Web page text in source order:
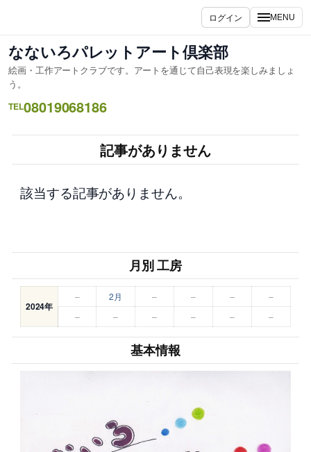
ス
キ
プ
ログイン MENU
なないろパレットアート倶楽部
絵画・工作アートクラブです。アートを通じて自己表現を楽しみましょ
う。
TEL08019068186
記事がありません
該当する記事がありません。
月別 工房
2024年
– 2月 – – –
–
–
– – – – –
基本情報